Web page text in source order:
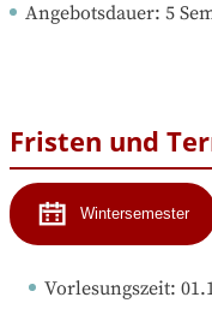
Angebotsdauer: 5
Fristen und
Wintersemester
Vorlesungszeit: